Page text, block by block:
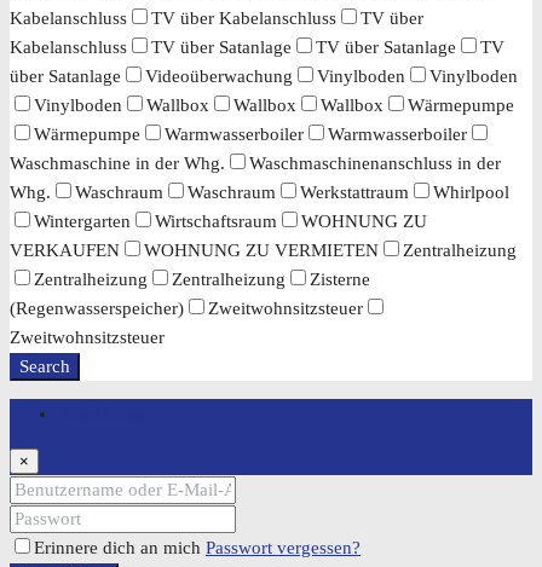
Kabelanschluss
TV über Kabelanschluss
TV über
Kabelanschluss
TV über Satanlage TV über Satanlage
TV
über Satanlage
Videoüberwachung Vinylboden
Vinylboden
Vinylboden
Wallbox Wallbox Wallbox
Wärmepumpe
Wärmepumpe
Warmwasserboiler
Warmwasserboiler
Waschmaschine in der Whg.
Waschmaschinenanschluss in der
Whg.
Waschraum Waschraum Werkstattraum
Whirlpool
Wintergarten
Wirtschaftsraum
WOHNUNG ZU
VERKAUFEN
WOHNUNG ZU VERMIETEN
Zentralheizung
Zentralheizung
Zentralheizung
Zisterne
(Regenwasserspeicher)
Zweitwohnsitzsteuer
Zweitwohnsitzsteuer
Search
×
Erinnere dich an mich Passwort vergessen?